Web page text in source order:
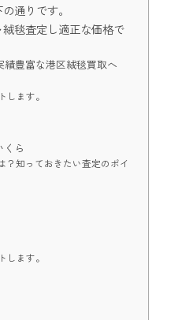
通りです。
毯査定し適正な価格で
豊富な港区絨毯買取へ
します。
ら
？知っておきたい査定のポイ
します。